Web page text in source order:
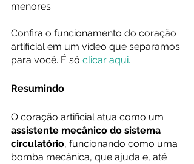
menores.
Confira o funcionamento do coração
artificial em um vídeo que separamos
para você. É só clicar aqui.
Resumindo
O coração artificial atua como um
assistente mecânico do sistema
circulatório, funcionando como uma
bomba mecânica, que ajuda e, até